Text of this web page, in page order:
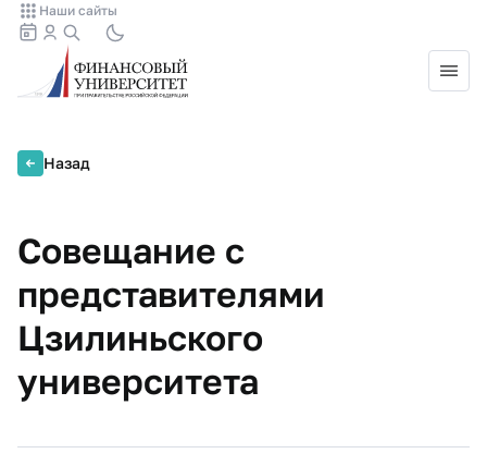
Наши сайты
Назад
Совещание с
представителями
Цзилиньского
университета